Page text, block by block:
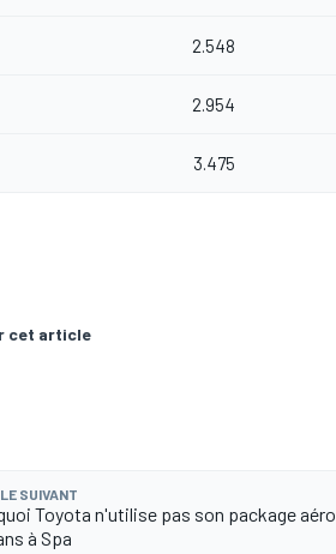
2.548
2.954
3.475
cet article
SUIVANT
Toyota n'utilise pas son package aéro
à Spa